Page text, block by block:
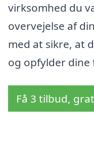
virksomhed du
overvejelse af
med at sikre, at
og opfylder dine
Få 3 tilbud,